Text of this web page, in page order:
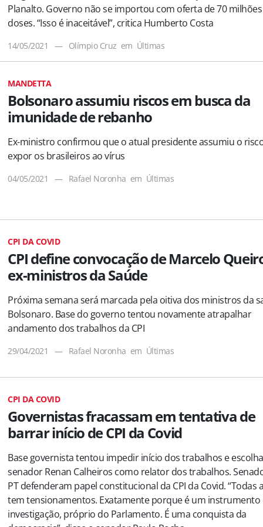
Planalto. Governo não se importou com oferta de 70
doses. “Isso é inaceitável”, critica Humberto Costa
14/05/2021 — Olímpio Cruz em Últimas
MANDETTA
Bolsonaro assumiu riscos em busca da
imunidade de rebanho
Ex-ministro confirmou que o atual presidente assumiu o
expor os brasileiros ao vírus
04/05/2021 — Rafael Noronha em Últimas
CPI DA COVID
CPI define convocação de Marcelo
ex-ministros da Saúde
Próxima semana será marcada pela oitiva dos ministros da
Bolsonaro. Base do governo tentou novamente atrapalhar
andamento dos trabalhos da CPI
29/04/2021 — Rafael Noronha em Últimas
CPI DA COVID
Governistas fracassam em tentativa de
barrar início de CPI da Covid
Base governista tentou impedir início dos trabalhos e
senador Renan Calheiros como relator dos trabalhos.
PT defenderam papel constitucional da CPI da Covid. “Todas
tem tensionamentos. Exatamente porque é um instrumento
investigação, próprio do Parlamento. É uma conquista da